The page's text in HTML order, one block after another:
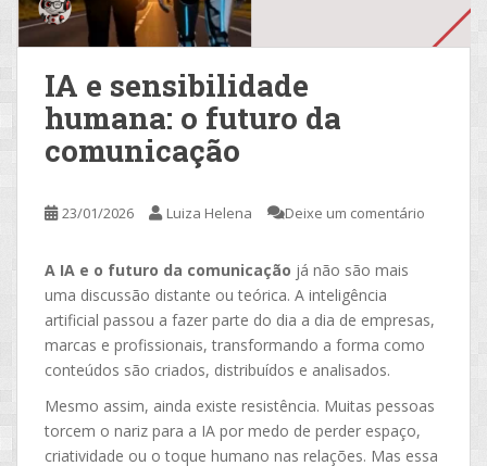
IA e sensibilidade
humana: o futuro da
comunicação
23/01/2026 Luiza Helena Deixe um comentário
A IA e o futuro da comunicação já não são mais
uma discussão distante ou teórica. A inteligência
artificial passou a fazer parte do dia a dia de empresas,
marcas e profissionais, transformando a forma como
conteúdos são criados, distribuídos e analisados.
Mesmo assim, ainda existe resistência. Muitas pessoas
torcem o nariz para a IA por medo de perder espaço,
criatividade ou o toque humano nas relações. Mas essa